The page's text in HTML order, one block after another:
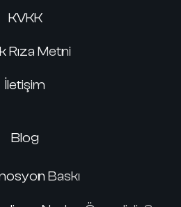
KVKK
Rıza Metni
İletişim
Blog
Baskı